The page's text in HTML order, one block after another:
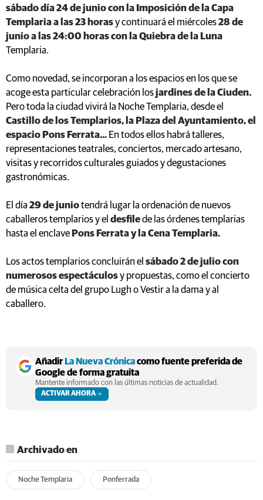
sábado día 24 de junio con la Imposición de la Capa
Templaria a las 23 horasy continuará el miércoles28 de
junio a las 24:00 horas con la Quiebra de la Luna
Templaria.
Como novedad, se incorporan a los espacios en los que se
acoge esta particular celebración losjardines de la Ciuden.
Pero toda la ciudad vivirá la Noche Templaria, desde el
Castillo de los Templarios, la Plaza del Ayuntamiento, el
espacio Pons Ferrata... En todos ellos habrá talleres,
representaciones teatrales, conciertos, mercado artesano,
visitas y recorridos culturales guiados y degustaciones
gastronómicas.
El día 29 de juniotendrá lugar la ordenación de nuevos
caballeros templarios y el desfilede las órdenes templarias
hasta el enclave Pons Ferrata y la Cena Templaria.
Los actos templarios concluirán el sábado 2 de julio con
numerosos espectáculosy propuestas, como el concierto
de música celta del grupo Lugh o Vestir a la dama y al
caballero.
AñadirLa Nueva Crónicacomo fuente preferida de
Google de forma gratuita
Mantente informado con las últimas noticias de actualidad.
ACTIVAR AHORA
Archivado en
Noche Templaria Ponferrada